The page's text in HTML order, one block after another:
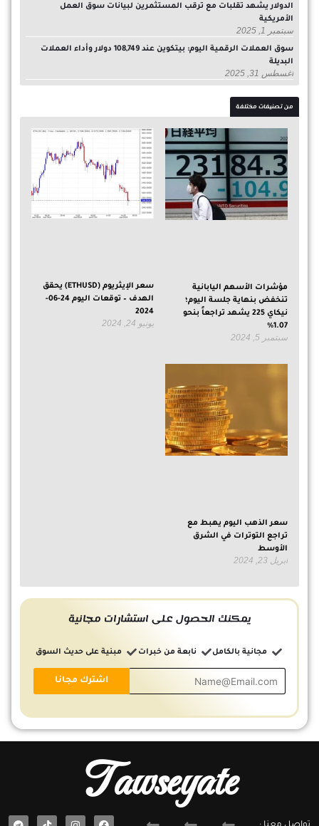
الدولار يشهد تقلبات مع ترقب المستثمرين لبيانات سوق العمل
الأمريكية
سبتمبر 1, 2025
سوق العملات الرقمية اليوم: بيتكوين عند 108,749 دولار وأداء العملات
البديلة
أغسطس 31, 2025
من تصنيفات مختلفة
مؤشرات الأسهم اليابانية
تنخفض بنهاية جلسة اليوم؛
نيكاي 225 يشهد تراجعاً بنحو
1.07%
سبتمبر 5, 2024
سعر الإيثريوم (ETHUSD) يحقق
الهدف – توقعات اليوم 24-06-
2024
يونيو 24, 2024
سعر الذهب اليوم يهبط مع
تراجع التوترات في الشرق
الأوسط
أبريل 23, 2024
يمكنك الحصول على استشارات مجانية
مجانية بالكامل نابعة من خبرات مبنية على حديث السوق
Tawseyate
F
T